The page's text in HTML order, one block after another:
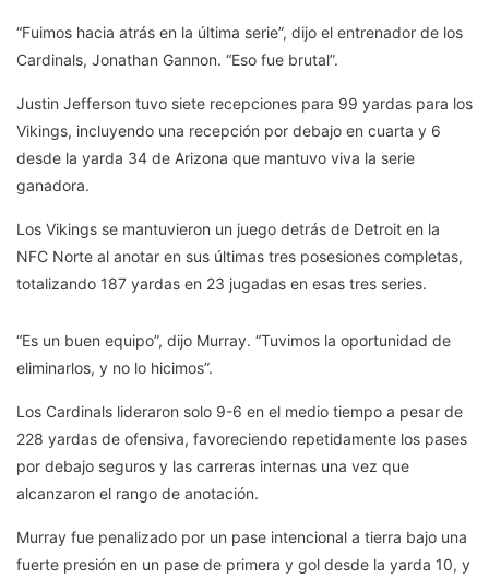
“Fuimos hacia atrás en la última serie”, dijo el entrenador de los
Cardinals, Jonathan Gannon. “Eso fue brutal”.
Justin Jefferson tuvo siete recepciones para 99 yardas para los
Vikings, incluyendo una recepción por debajo en cuarta y 6
desde la yarda 34 de Arizona que mantuvo viva la serie
ganadora.
Los Vikings se mantuvieron un juego detrás de Detroit en la
NFC Norte al anotar en sus últimas tres posesiones completas,
totalizando 187 yardas en 23 jugadas en esas tres series.
“Es un buen equipo”, dijo Murray. “Tuvimos la oportunidad de
eliminarlos, y no lo hicimos”.
Los Cardinals lideraron solo 9-6 en el medio tiempo a pesar de
228 yardas de ofensiva, favoreciendo repetidamente los pases
por debajo seguros y las carreras internas una vez que
alcanzaron el rango de anotación.
Murray fue penalizado por un pase intencional a tierra bajo una
fuerte presión en un pase de primera y gol desde la yarda 10, y